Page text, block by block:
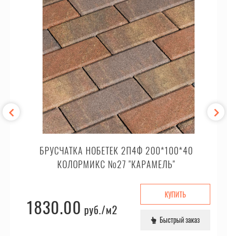
БРУСЧАТКА НОБЕТЕК 2П4Ф 200*100*40
КОЛОРМИКС №27 "КАРАМЕЛЬ"
1830.00 руб./м2
КУПИТЬ
Быстрый заказ